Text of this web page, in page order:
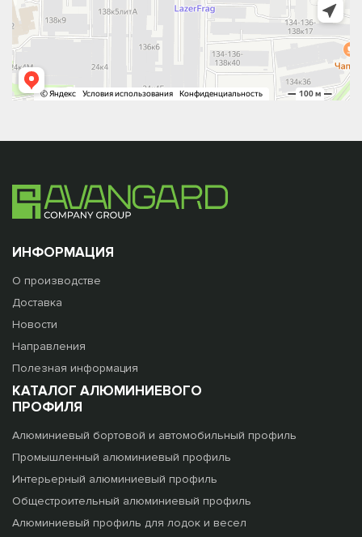
ИНФОРМАЦИЯ
О производстве
Доставка
Новости
Направления
Полезная информация
КАТАЛОГ АЛЮМИНИЕВОГО
ПРОФИЛЯ
Алюминиевый бортовой и автомобильный профиль
Промышленный алюминиевый профиль
Интерьерный алюминиевый профиль
Общестроительный алюминиевый профиль
Алюминиевый профиль для лодок и весел